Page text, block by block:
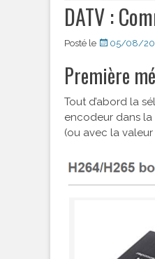
DATV :
Posté le 05/08/
Première
Tout d’abord la
encodeur dans
(ou avec la